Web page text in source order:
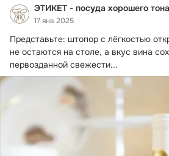
ЭТИКЕТ - посуда хорошего тона
17 янв 2025
Представьте: штопор с лёгкостью
не остаются на столе, а вкус вина
первозданной свежести...